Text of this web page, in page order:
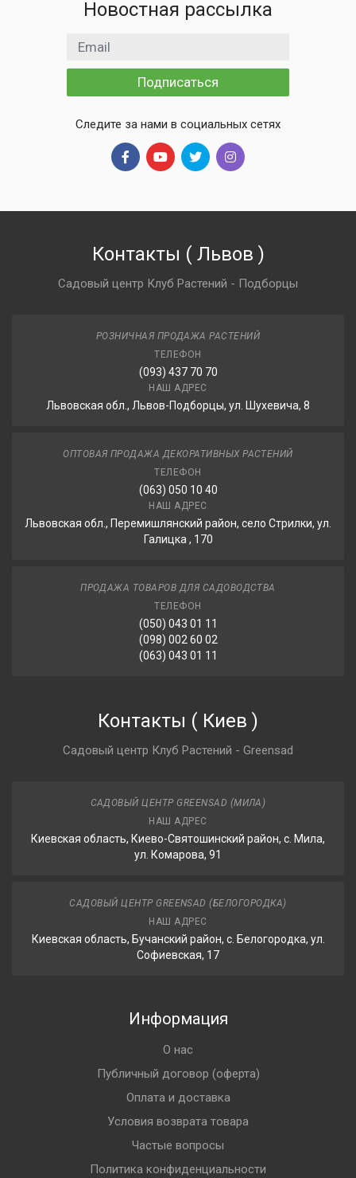
Новостная рассылка
Email адрес
Подписаться
Следите за нами в социальных сетях
Контакты ( Львов )
Садовый центр Клуб Растений - Подборцы
РОЗНИЧНАЯ ПРОДАЖА РАСТЕНИЙ
ТЕЛЕФОН
(093) 437 70 70
НАШ АДРЕС
Львовская обл., Львов-Подборцы, ул. Шухевича, 8
ОПТОВАЯ ПРОДАЖА ДЕКОРАТИВНЫХ РАСТЕНИЙ
ТЕЛЕФОН
(063) 050 10 40
НАШ АДРЕС
Львовская обл., Перемишлянский район, село Стрилки, ул.
Галицка , 170
ПРОДАЖА ТОВАРОВ ДЛЯ САДОВОДСТВА
ТЕЛЕФОН
(050) 043 01 11
(098) 002 60 02
(063) 043 01 11
Контакты ( Киев )
Садовый центр Клуб Растений - Greensad
САДОВЫЙ ЦЕНТР GREENSAD (МИЛА)
НАШ АДРЕС
Киевская область, Киево-Святошинский район, с. Мила,
ул. Комарова, 91
САДОВЫЙ ЦЕНТР GREENSAD (БЕЛОГОРОДКА)
НАШ АДРЕС
Киевская область, Бучанский район, с. Белогородка, ул.
Софиевская, 17
Информация
О нас
Публичный договор (оферта)
Оплата и доставка
Условия возврата товара
Частые вопросы
Политика конфиденциальности